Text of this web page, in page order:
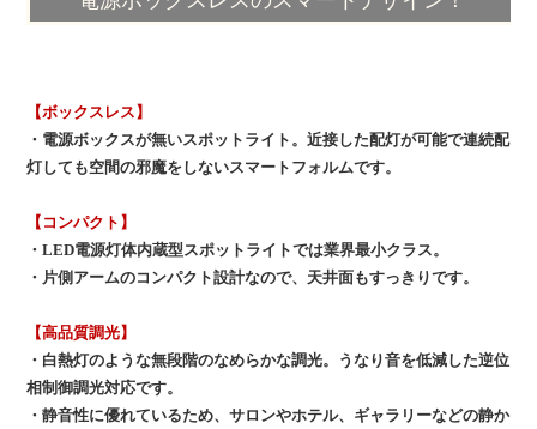
【ボックスレス】
・電源ボックスが無いスポットライト。近接した配灯が可能で連続配
灯しても空間の邪魔をしないスマートフォルムです。
【コンパクト】
・LED電源灯体内蔵型スポットライトでは業界最小クラス。
・片側アームのコンパクト設計なので、天井面もすっきりです。
【高品質調光】
・白熱灯のような無段階のなめらかな調光。うなり音を低減した逆位
相制御調光対応です。
・静音性に優れているため、サロンやホテル、ギャラリーなどの静か